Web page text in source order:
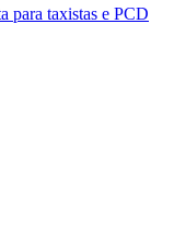
para taxistas e PCD